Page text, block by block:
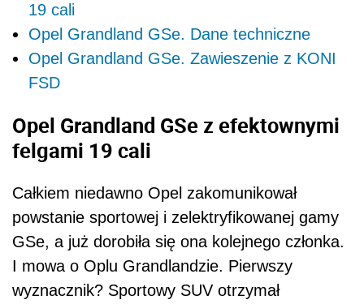
19 cali
Opel Grandland GSe. Dane techniczne
Opel Grandland GSe. Zawieszenie z KONI
FSD
Opel Grandland GSe z efektownymi
felgami 19 cali
Całkiem niedawno Opel zakomunikował
powstanie sportowej i zelektryfikowanej gamy
GSe, a już dorobiła się ona kolejnego członka.
I mowa o Oplu Grandlandzie. Pierwszy
wyznacznik? Sportowy SUV otrzymał